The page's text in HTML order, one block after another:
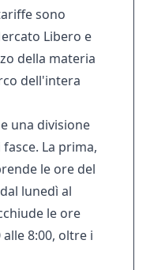
sono
Libero e
della materia
dell'intera
una divisione
La prima,
le ore del
lunedì al
le ore
8:00, oltre i